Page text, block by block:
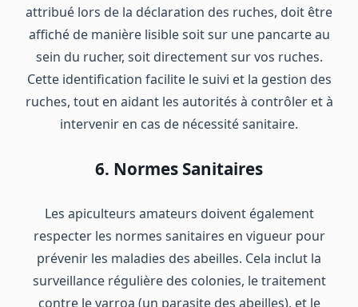
attribué lors de la déclaration des ruches, doit être
affiché de manière lisible soit sur une pancarte au
sein du rucher, soit directement sur vos ruches.
Cette identification facilite le suivi et la gestion des
ruches, tout en aidant les autorités à contrôler et à
intervenir en cas de nécessité sanitaire.
6. Normes Sanitaires
Les apiculteurs amateurs doivent également
respecter les normes sanitaires en vigueur pour
prévenir les maladies des abeilles. Cela inclut la
surveillance régulière des colonies, le traitement
contre le varroa (un parasite des abeilles), et le